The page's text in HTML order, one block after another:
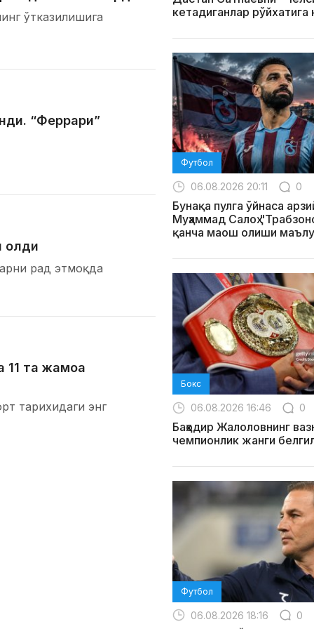
ўтказилишига
“Феррари”
олди
рад этмоқда
11 та жамоа
тарихидаги энг
кетадиганлар
Футбол
06.08.2026 20:11 0
Бунақа пулга ўйнаса
Муҳаммад Салоҳ
қанча маош олиши
Бокс
06.08.2026 16:46 0
Баҳодир Жалоловнинг
чемпионлик жанги
Футбол
06.08.2026 18:16 0